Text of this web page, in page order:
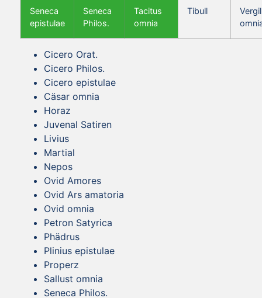
Seneca
epistulae
Seneca
Philos.
Tacitus
omnia
Tibull
Vergil
Cicero Orat.
Cicero Philos.
Cicero epistulae
Cäsar omnia
Horaz
Juvenal Satiren
Livius
Martial
Nepos
Ovid Amores
Ovid Ars amatoria
Ovid omnia
Petron Satyrica
Phädrus
Plinius epistulae
Properz
Sallust omnia
Seneca Philos.